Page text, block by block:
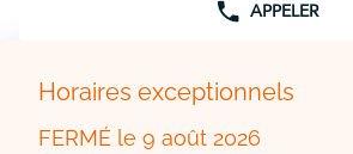
APPELER
AFFICHER
TÉLÉPHONE
Horaires exceptionnels
FERMÉ le 9 août 2026